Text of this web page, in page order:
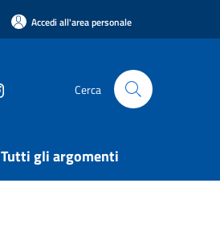
Accedi all'area personale
Cerca
Tutti gli argomenti